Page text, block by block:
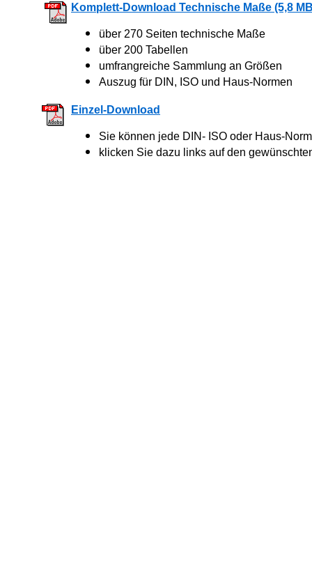
Komplett-Download Technische Maße (5,8
über 270 Seiten technische Maße
über 200 Tabellen
umfrangreiche Sammlung an Größen
Auszug für DIN, ISO und Haus-Normen
Einzel-Download
Sie können jede DIN- ISO oder Haus-
klicken Sie dazu links auf den